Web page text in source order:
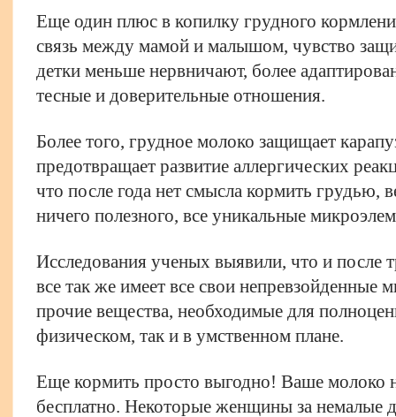
Еще один плюс в копилку грудного
связь между мамой и малышом, чувство
детки меньше нервничают, более
тесные и доверительные отношения.
Более того, грудное молоко защищает
предотвращает развитие аллергических
что после года нет смысла кормить грудью,
ничего полезного, все уникальные
Исследования ученых выявили, что и после
все так же имеет все свои непревзойденные
прочие вещества, необходимые для
физическом, так и в умственном плане.
Еще кормить просто выгодно! Ваше молоко
бесплатно. Некоторые женщины за немалые